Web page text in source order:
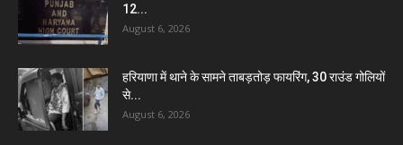
12...
August 6, 2026
हरियाणा में थाने के सामने ताबड़तोड़ फायरिंग, 30 राउंड गोलियों
से...
August 6, 2026